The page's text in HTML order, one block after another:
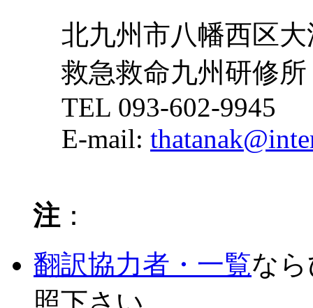
北九州市八幡西区大
救急救命九州研修所
TEL 093-602-9945
E-mail:
注 ：
翻訳協力者・一覧な